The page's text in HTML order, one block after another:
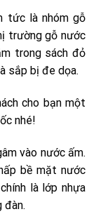
tức là nhóm gỗ
trường gỗ nước
trong sách đỏ
sắp bị đe dọa.
cho bạn một
nhé!
vào nước ấm.
bề mặt nước
là lớp nhựa
đàn.